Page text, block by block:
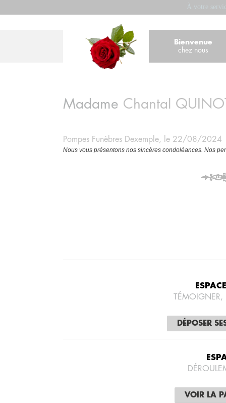
À votre
Bienvenue
chez nous
Madame Chantal
Pompes Funèbres Dexemple, le 22/08/2024
Nous vous présentons nos sincères condoléances. Nos
DÉPOSER
VOIR LA